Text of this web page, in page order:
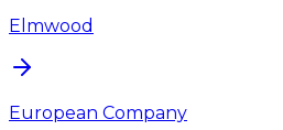
Elmwood
European Company